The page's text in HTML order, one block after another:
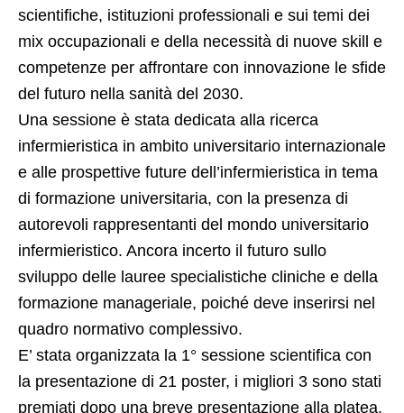
scientifiche, istituzioni professionali e sui temi dei
mix occupazionali e della necessità di nuove skill e
competenze per affrontare con innovazione le sfide
del futuro nella sanità del 2030.
Una sessione è stata dedicata alla ricerca
infermieristica in ambito universitario internazionale
e alle prospettive future dell’infermieristica in tema
di formazione universitaria, con la presenza di
autorevoli rappresentanti del mondo universitario
infermieristico. Ancora incerto il futuro sullo
sviluppo delle lauree specialistiche cliniche e della
formazione manageriale, poiché deve inserirsi nel
quadro normativo complessivo.
E’ stata organizzata la 1° sessione scientifica con
la presentazione di 21 poster, i migliori 3 sono stati
premiati dopo una breve presentazione alla platea.